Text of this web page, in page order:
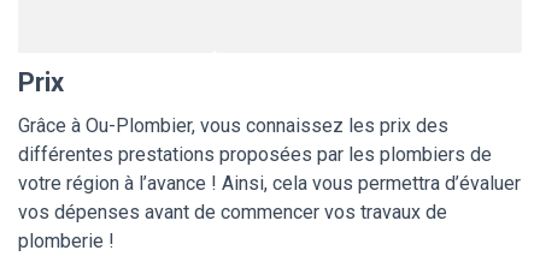
Prix
Grâce à Ou-Plombier, vous connaissez les prix des
différentes prestations proposées par les plombiers de
votre région à l’avance ! Ainsi, cela vous permettra d’évaluer
vos dépenses avant de commencer vos travaux de
plomberie !